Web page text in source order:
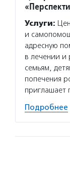
Услуги:
и
адресную
в лечении и
семьям,
попечения
Подробнее